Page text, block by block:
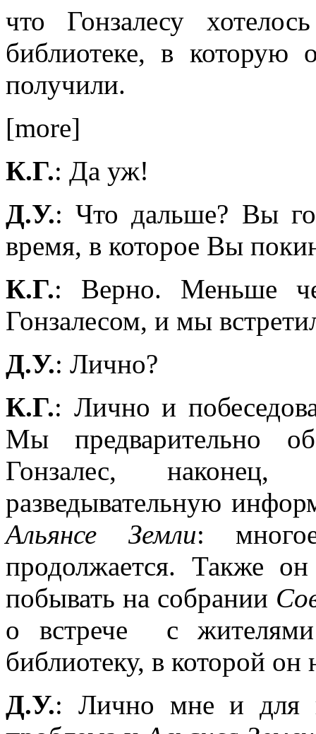
что Гонзалесу
библиотеке, в
получили.
[more]
К.Г.: Да уж!
Д.У.: Что дальше? Вы
время, в которое Вы
К.Г.: Верно. Меньше
Гонзалесом, и мы
Д.У.: Лично?
К.Г.: Лично и
Мы предварительно
Гонзалес,
разведывательную
Альянсе Земли:
продолжается. Также
побывать на собрании
о встрече с жителями
библиотеку, в которой он
Д.У.: Лично мне и для